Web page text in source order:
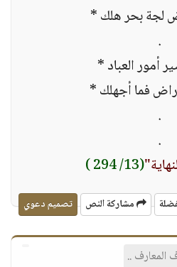
لجة بحر هلك *
.
أمور العباد *
فما أجهلك *
.
.
(13/ 294 )
مشاركة النص تصميم دعوي
المعارف ..